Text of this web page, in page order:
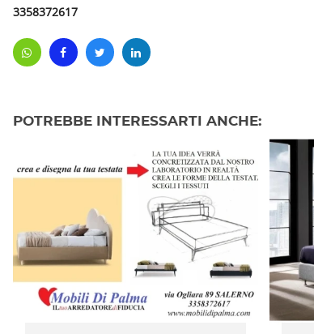
3358372617
POTREBBE INTERESSARTI ANCHE: